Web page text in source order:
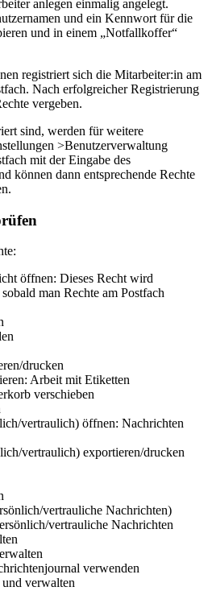
anlegen einmalig angelegt.
und ein Kennwort für die
und in einem „Notfallkoffer“
registriert sich die Mitarbeiter:in am
Nach erfolgreicher Registrierung
vergeben.
sind, werden für weitere
>Benutzerverwaltung
mit der Eingabe des
können dann entsprechende Rechte
öffnen: Dieses Recht wird
man Rechte am Postfach
drucken
Arbeit mit Etiketten
verschieben
vertraulich) öffnen: Nachrichten
vertraulich) exportieren/drucken
vertrauliche Nachrichten)
vertrauliche Nachrichten
verwenden
verwalten